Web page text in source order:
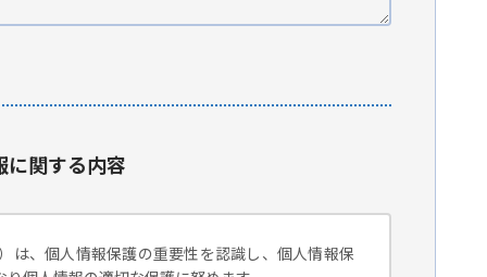
に関する内容
は、個人情報保護の重要性を認識し、個人情報保